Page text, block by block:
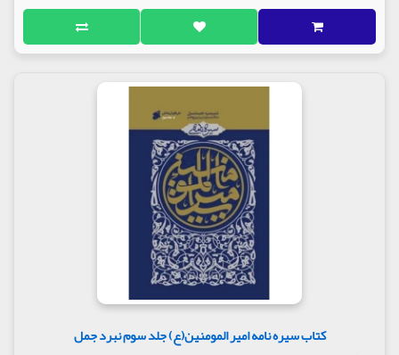
کتاب سیره نامه امیر المومنین(ع) جلد سوم نبرد جمل